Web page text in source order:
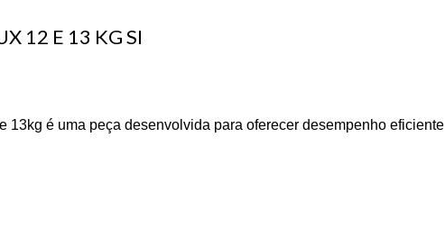
12 E 13 KG SI
é uma peça desenvolvida para oferecer desempenho eficiente